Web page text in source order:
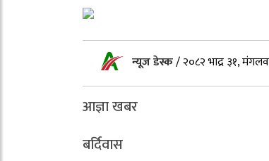
न्यूज डेस्क/२०८२ भाद्र ३१,
आज्ञा खबर
बर्दिवास